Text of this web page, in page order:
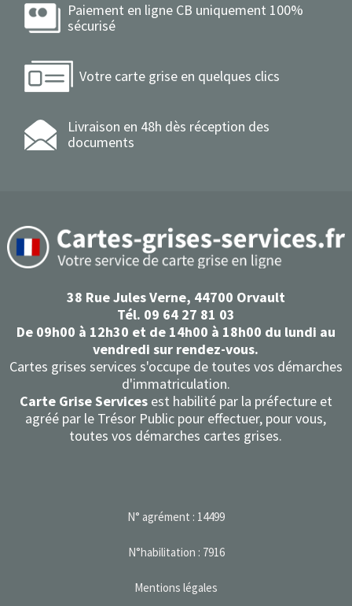
Paiement en ligne CB uniquement 100%
sécurisé
Votre carte grise en quelques clics
Livraison en 48h dès réception des
documents
38 Rue Jules Verne, 44700 Orvault
Tél. 09 64 27 81 03
De 09h00 à 12h30 et de 14h00 à 18h00 du lundi au
vendredi sur rendez-vous.
Cartes grises services s'occupe de toutes vos démarches
d'immatriculation.
Carte Grise Servicesest habilité par la préfecture et
agréé par le Trésor Public pour effectuer, pour vous,
toutes vos démarches cartes grises.
N° agrément : 14499
N°habilitation : 7916
Mentions légales